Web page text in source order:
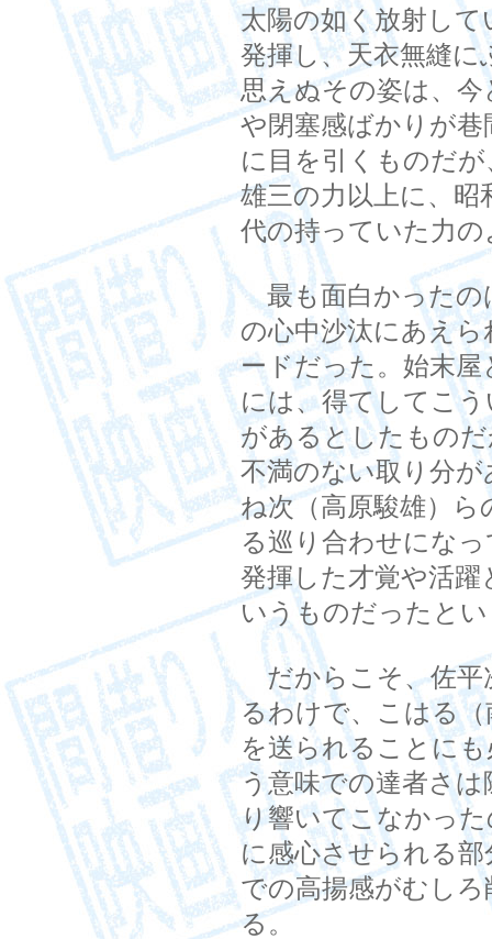
太陽の如く放射し
発揮し、天衣無縫
思えぬその姿は、
や閉塞感ばかりが
に目を引くものだ
雄三の力以上に、昭
代の持っていた力
最も面白かったの
の心中沙汰にあえ
ードだった。始末
には、得てしてこ
があるとしたもの
不満のない取り分
ね次（高原駿雄）
る巡り合わせにな
発揮した才覚や活
いうものだったと
だからこそ、佐平
るわけで、こはる
を送られることに
う意味での達者さ
り響いてこなかっ
に感心させられる
での高揚感がむし
る。